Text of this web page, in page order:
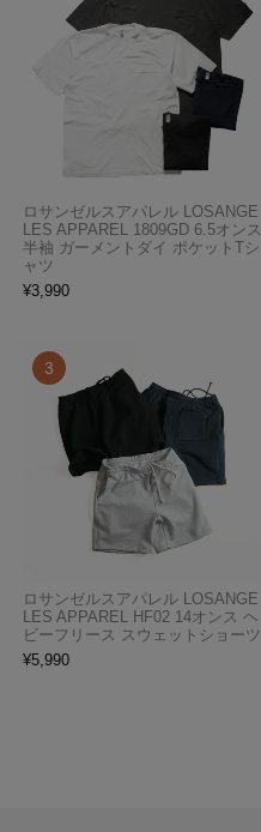
ロサンゼルスアパレル LOSANGE
LES APPAREL 1809GD 6.5オンス
半袖 ガーメントダイ ポケットTシ
ャツ
¥3,990
ロサンゼルスアパレル LOSANGE
LES APPAREL HF02 14オンス ヘ
ビーフリース スウェットショーツ
¥5,990